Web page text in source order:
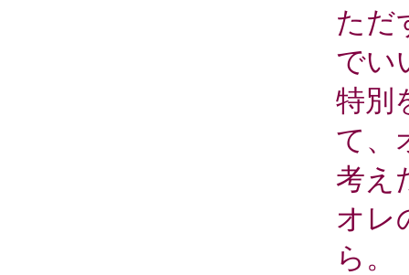
ただ
でい
特別
て、
考え
オレ
ら。